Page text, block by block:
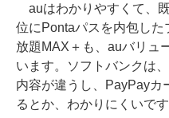
auはわかりやすくて、
位にPontaパスを内包し
放題MAX＋も、auバリュ
います。ソフトバンクは
内容が違うし、PayPayカ
るとか、わかりにくいです